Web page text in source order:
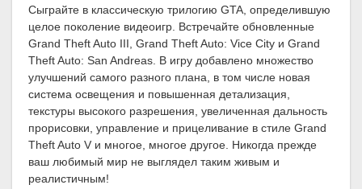
Сыграйте в классическую трилогию GTA, определившую
целое поколение видеоигр. Встречайте обновленные
Grand Theft Auto III, Grand Theft Auto: Vice City и Grand
Theft Auto: San Andreas. В игру добавлено множество
улучшений самого разного плана, в том числе новая
система освещения и повышенная детализация,
текстуры высокого разрешения, увеличенная дальность
прорисовки, управление и прицеливание в стиле Grand
Theft Auto V и многое, многое другое. Никогда прежде
ваш любимый мир не выглядел таким живым и
реалистичным!